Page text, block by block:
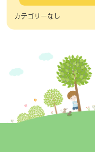
カテゴリーなし